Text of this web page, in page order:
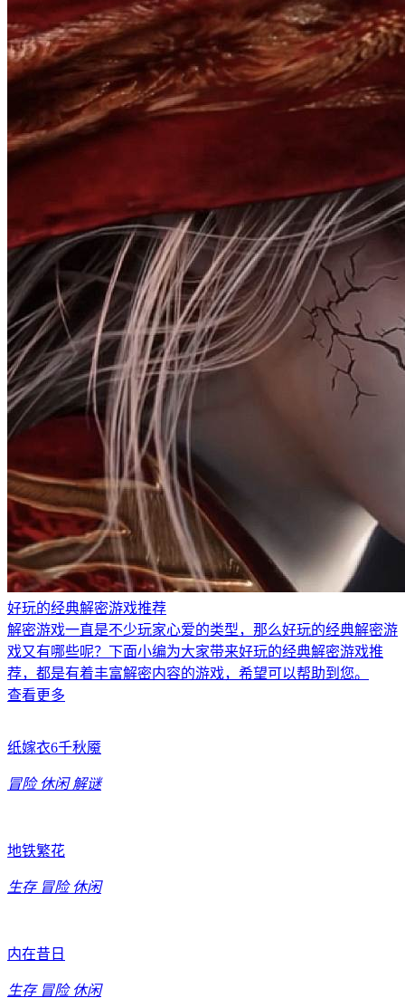
好玩的经典解密游戏推荐
解密游戏一直是不少玩家心爱的类型，那么好玩的经典解密游
戏又有哪些呢？下面小编为大家带来好玩的经典解密游戏推
荐，都是有着丰富解密内容的游戏，希望可以帮助到您。
查看更多
纸嫁衣6千秋魇
冒险 休闲 解谜
地铁繁花
生存 冒险 休闲
内在昔日
生存 冒险 休闲